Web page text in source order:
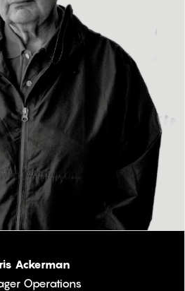
Ackerman
Operations